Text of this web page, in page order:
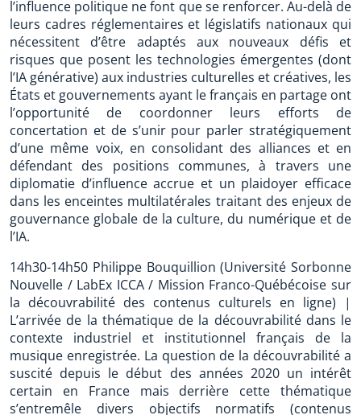
l’influence politique ne font que se renforcer. Au-delà de
leurs cadres réglementaires et législatifs nationaux qui
nécessitent d’être adaptés aux nouveaux défis et
risques que posent les technologies émergentes (dont
l’IA générative) aux industries culturelles et créatives, les
États et gouvernements ayant le français en partage ont
l’opportunité de coordonner leurs efforts de
concertation et de s’unir pour parler stratégiquement
d’une même voix, en consolidant des alliances et en
défendant des positions communes, à travers une
diplomatie d’influence accrue et un plaidoyer efficace
dans les enceintes multilatérales traitant des enjeux de
gouvernance globale de la culture, du numérique et de
l’IA.
14h30-14h50 Philippe Bouquillion (Université Sorbonne
Nouvelle / LabEx ICCA / Mission Franco-Québécoise sur
la découvrabilité des contenus culturels en ligne) |
L’arrivée de la thématique de la découvrabilité dans le
contexte industriel et institutionnel français de la
musique enregistrée. La question de la découvrabilité a
suscité depuis le début des années 2020 un intérêt
certain en France mais derrière cette thématique
s’entremêle divers objectifs normatifs (contenus